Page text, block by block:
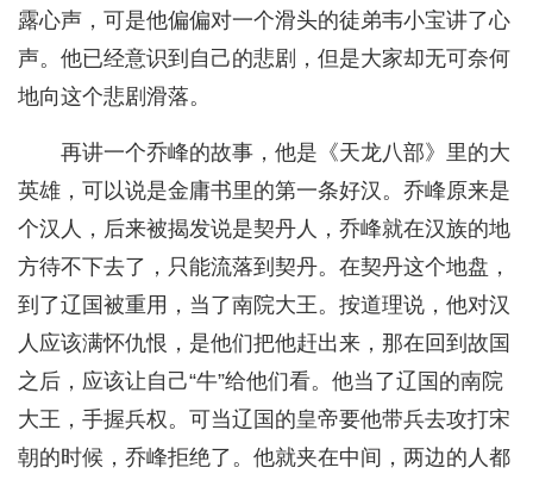
露心声，可是他偏偏对一个滑头的徒弟韦小宝讲了心
声。他已经意识到自己的悲剧，但是大家却无可奈何
地向这个悲剧滑落。
再讲一个乔峰的故事，他是《天龙八部》里的大
英雄，可以说是金庸书里的第一条好汉。乔峰原来是
个汉人，后来被揭发说是契丹人，乔峰就在汉族的地
方待不下去了，只能流落到契丹。在契丹这个地盘，
到了辽国被重用，当了南院大王。按道理说，他对汉
人应该满怀仇恨，是他们把他赶出来，那在回到故国
之后，应该让自己“牛”给他们看。他当了辽国的南院
大王，手握兵权。可当辽国的皇帝要他带兵去攻打宋
朝的时候，乔峰拒绝了。他就夹在中间，两边的人都